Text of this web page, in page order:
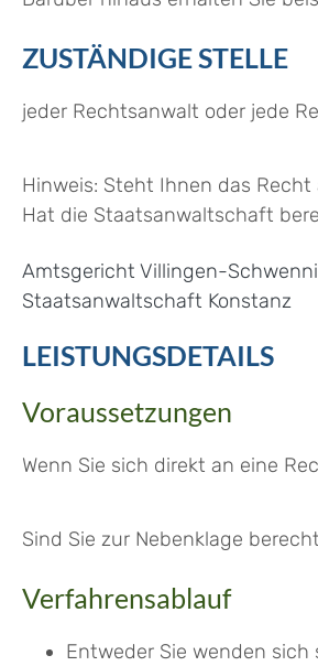
ZUSTÄNDIGE STELLE
jeder Rechtsanwalt oder jede
Hinweis: Steht Ihnen das
Hat die Staatsanwaltschaft
Amtsgericht Villingen-
Staatsanwaltschaft Konstanz
LEISTUNGSDETAILS
Voraussetzungen
Wenn Sie sich direkt an eine
Sind Sie zur Nebenklage
Verfahrensablauf
Entweder Sie wenden